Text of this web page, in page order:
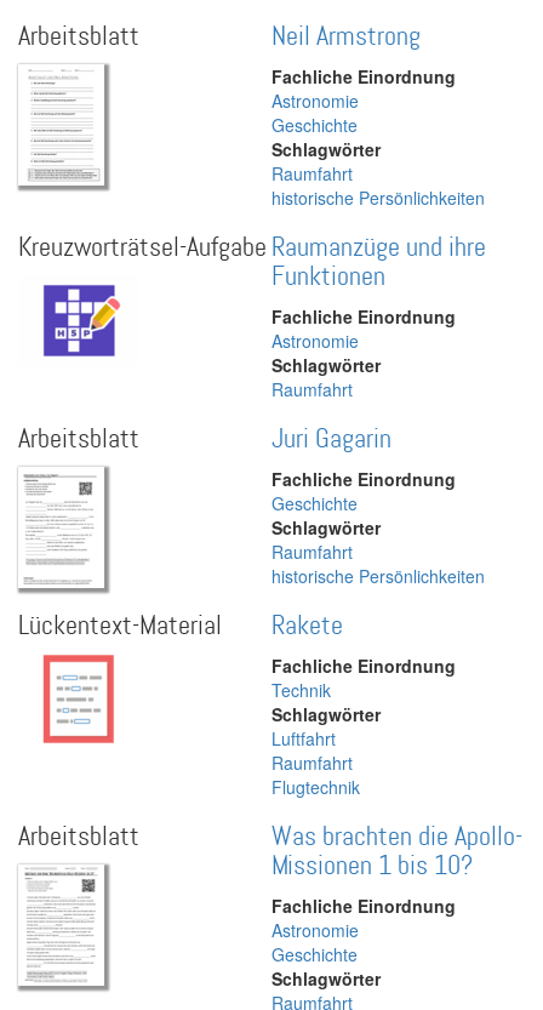
Arbeitsblatt Neil Armstrong
Fachliche Einordnung
Astronomie
Geschichte
Schlagwörter
Raumfahrt
historische Persönlichkeiten
Kreuzworträtsel-Aufgabe Raumanzüge und ihre
Funktionen
Fachliche Einordnung
Astronomie
Schlagwörter
Raumfahrt
Arbeitsblatt Juri Gagarin
Fachliche Einordnung
Geschichte
Schlagwörter
Raumfahrt
historische Persönlichkeiten
Lückentext-Material Rakete
Fachliche Einordnung
Technik
Schlagwörter
Luftfahrt
Raumfahrt
Flugtechnik
Arbeitsblatt
Was brachten die Apollo-
Missionen 1 bis 10?
Fachliche Einordnung
Astronomie
Geschichte
Schlagwörter
Raumfahrt